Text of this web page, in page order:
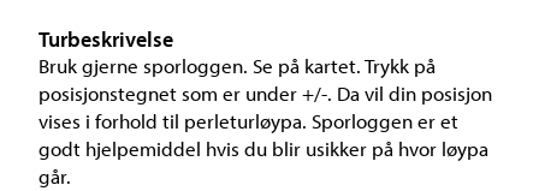
Turbeskrivelse
Bruk gjerne sporloggen. Se på kartet. Trykk på
posisjonstegnet som er under +/-. Da vil din posisjon
vises i forhold til perleturløypa. Sporloggen er et
godt hjelpemiddel hvis du blir usikker på hvor løypa
går.